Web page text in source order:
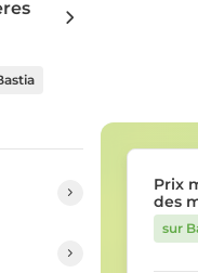
Prix
des
sur